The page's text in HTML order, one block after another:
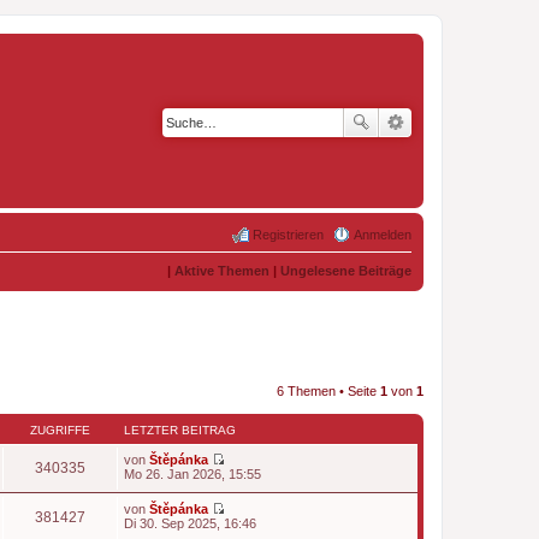
Anmelden
Registrieren
| Aktive Themen | Ungelesene Beiträge
6 Themen • Seite 1 von 1
ZUGRIFFE LETZTER BEITRAG
340335 von Štěpánka
N
s
Mo 26. Jan 2026, 15:55
381427 von Štěpánka
N
Di 30. Sep 2025, 16:46